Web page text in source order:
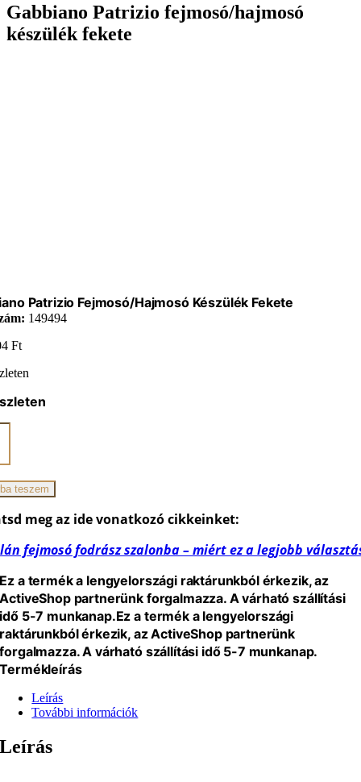
Gabbiano Patrizio fejmosó/hajmosó
készülék fekete
Patrizio Fejmosó/hajmosó Készülék Fekete
149494
Ft
teszem
meg az ide vonatkozó cikkeinket:
fejmosó fodrász szalonba – miért ez a legjobb
Ez a termék a lengyelországi raktárunkból érkezik, az
ActiveShop partnerünk forgalmazza. A várható szállítási
idő 5-7 munkanap.Ez a termék a lengyelországi
raktárunkból érkezik, az ActiveShop partnerünk
forgalmazza. A várható szállítási idő 5-7 munkanap.
Termékleírás
Leírás
További információk
Leírás